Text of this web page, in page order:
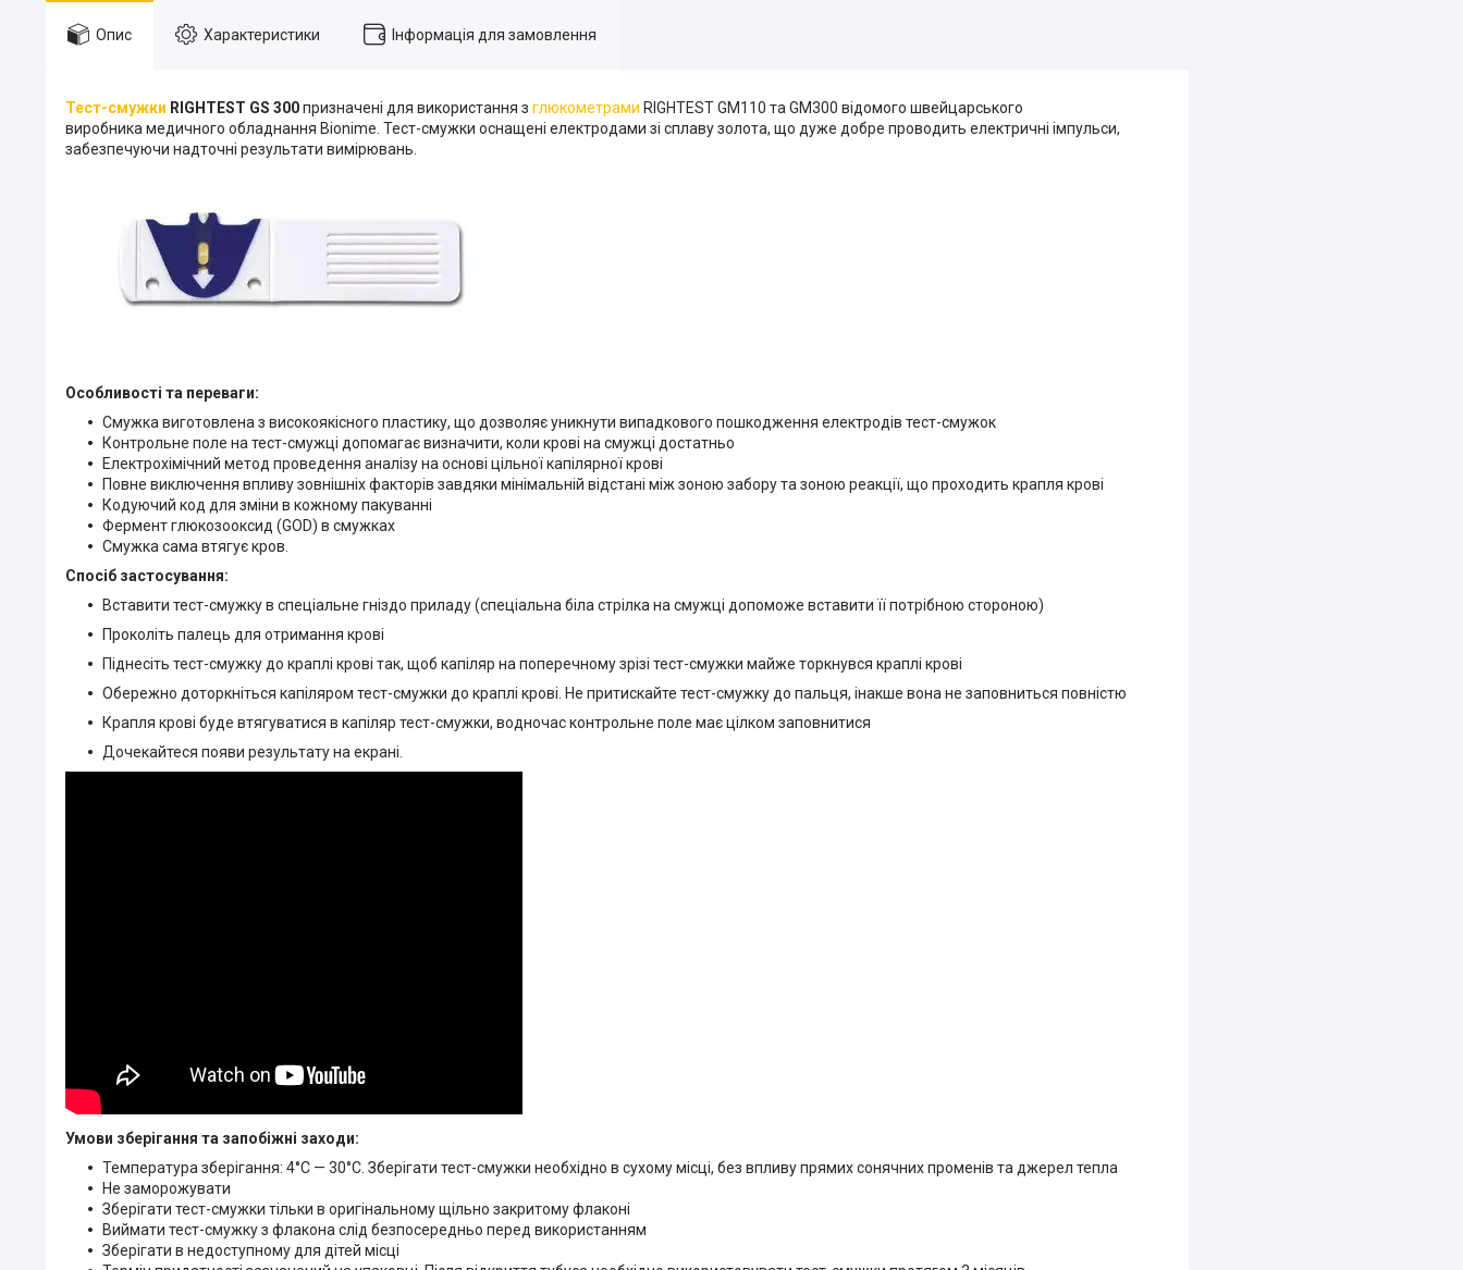
Опис Характеристики Інформація для замовлення
Тест-смужки RIGHTEST GS 300призначені для використання з глюкометрами RIGHTEST GM110 та GM300 відомого швейцарського
виробника медичного обладнання Bionime. Тест-смужки оснащені електродами зі сплаву золота, що дуже добре проводить електричні імпульси,
забезпечуючи надточні результати вимірювань.
Особливості та переваги:
Смужка виготовлена з високоякісного пластику, що дозволяє уникнути випадкового пошкодження електродів тест-смужок
Контрольне поле на тест-смужці допомагає визначити, коли крові на смужці достатньо
Електрохімічний метод проведення аналізу на основі цільної капілярної крові
Повне виключення впливу зовнішніх факторів завдяки мінімальній відстані між зоною забору та зоною реакції, що проходить крапля крові
Кодуючий код для зміни в кожному пакуванні
Фермент глюкозооксид (GOD) в смужках
Смужка сама втягує кров.
Спосіб застосування:
Вставити тест-смужку в спеціальне гніздо приладу (спеціальна біла стрілка на смужці допоможе вставити її потрібною стороною)
Проколіть палець для отримання крові
Піднесіть тест-смужку до краплі крові так, щоб капіляр на поперечному зрізі тест-смужки майже торкнувся краплі крові
Обережно доторкніться капіляром тест-смужки до краплі крові. Не притискайте тест-смужку до пальця, інакше вона не заповниться повністю
Крапля крові буде втягуватися в капіляр тест-смужки, водночас контрольне поле має цілком заповнитися
Дочекайтеся появи результату на екрані.
Умови зберігання та запобіжні заходи:
Температура зберігання: 4°C — 30°C. Зберігати тест-смужки необхідно в сухому місці, без впливу прямих сонячних променів та джерел тепла
Не заморожувати
Зберігати тест-смужки тільки в оригінальному щільно закритому флаконі
Виймати тест-смужку з флакона слід безпосередньо перед використанням
Зберігати в недоступному для дітей місці